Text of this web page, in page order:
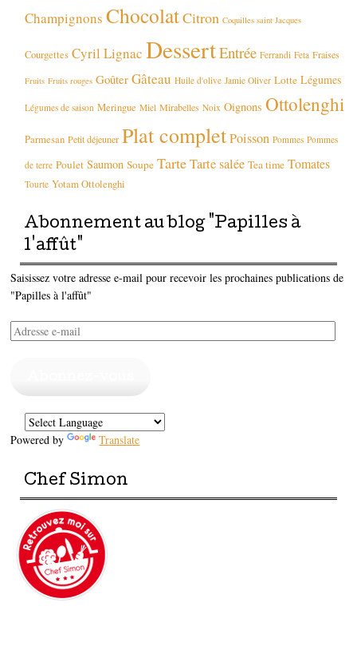
Champignons ChocolatCitron Coquilles saint Jacques
Courgettes Cyril Lignac DessertEntrée Ferrandi Feta Fraises
Fruits Fruits rouges Goûter Gâteau Huile d'olive Jamie Oliver Lotte Légumes
Légumes de saison Meringue Miel Mirabelles Noix Oignons Ottolenghi
Parmesan Petit déjeuner Plat completPoisson Pommes Pommes
de terre Poulet Saumon Soupe TarteTarte salée Tea time Tomates
Tourte Yotam Ottolenghi
Abonnement au blog "Papilles à
l'affût"
Saisissez votre adresse e-mail pour recevoir les prochaines publications de
"Papilles à l'affût"
Adresse
Powered by Translate
Chef Simon